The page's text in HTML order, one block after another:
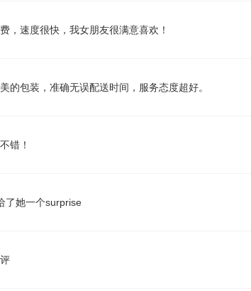
，速度很快，我女朋友很满意喜欢！
的包装，准确无误配送时间，服务态度超好。
错！
了她一个surprise